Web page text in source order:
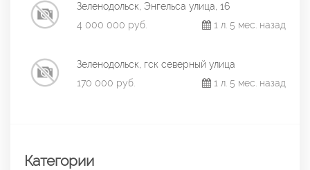
Зеленодольск, Энгельса улица, 16
4 000 000 руб.
1 л. 5 мес. назад
Зеленодольск, гск северный улица
170 000 руб.
1 л. 5 мес. назад
Категории